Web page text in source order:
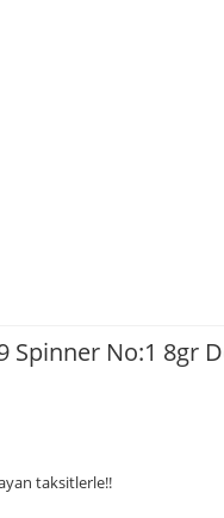
Spinner No:1 8gr
taksitlerle!!